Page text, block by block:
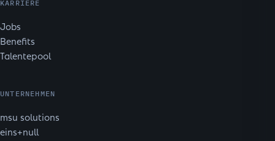
KARRIERE
Jobs
Benefits
Talentepool
UNTERNEHMEN
msu solutions
eins+null